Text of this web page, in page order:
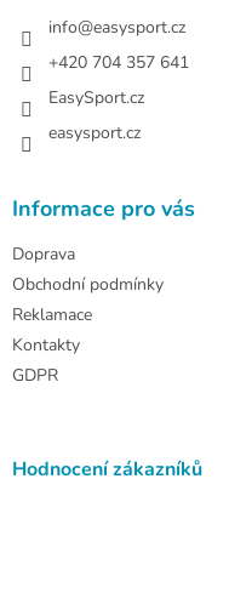
info@easysport.cz
+420 704 357 641
EasySport.cz
easysport.cz
Informace pro vás
Doprava
Obchodní podmínky
Reklamace
Kontakty
GDPR
Hodnocení zákazníků